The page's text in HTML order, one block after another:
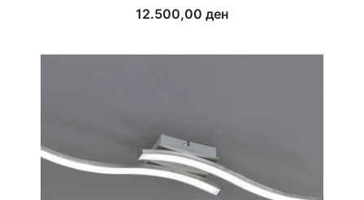
12.500,00 ден